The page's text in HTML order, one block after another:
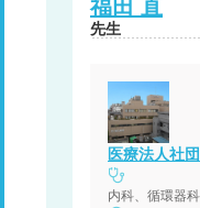
福田 直
先生
医療法人社
内科、循環器